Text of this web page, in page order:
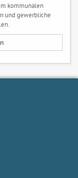
kommunalen
und gewerbliche